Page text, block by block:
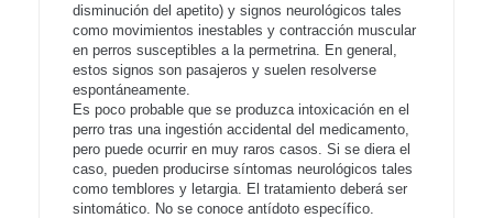
disminución del apetito) y signos neurológicos tales
como movimientos inestables y contracción muscular
en perros susceptibles a la permetrina. En general,
estos signos son pasajeros y suelen resolverse
espontáneamente.
Es poco probable que se produzca intoxicación en el
perro tras una ingestión accidental del medicamento,
pero puede ocurrir en muy raros casos. Si se diera el
caso, pueden producirse síntomas neurológicos tales
como temblores y letargia. El tratamiento deberá ser
sintomático. No se conoce antídoto específico.